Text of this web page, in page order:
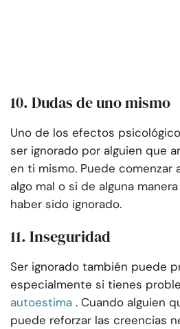
10. Dudas de uno mismo
Uno de los efectos
ser ignorado por alguien que
en ti mismo. Puede comenzar
algo mal o si de alguna
haber sido ignorado.
11. Inseguridad
Ser ignorado también puede
especialmente si tienes
autoestima . Cuando alguien
puede reforzar las creencias